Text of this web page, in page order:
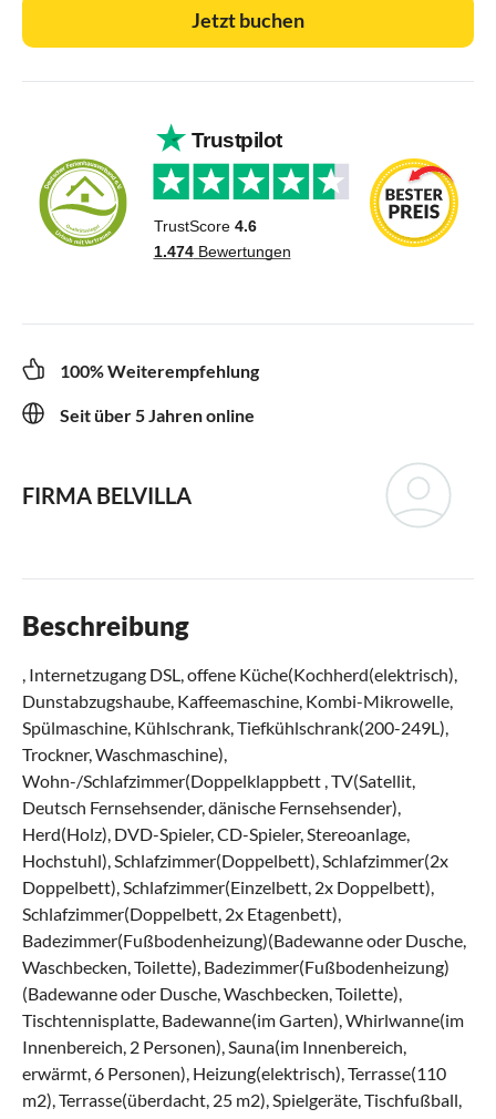
Jetzt buchen
100% Weiterempfehlung
Seit über 5 Jahren online
FIRMA BELVILLA
Beschreibung
, Internetzugang DSL, offene Küche(Kochherd(elektrisch),
Dunstabzugshaube, Kaffeemaschine, Kombi-Mikrowelle,
Spülmaschine, Kühlschrank, Tiefkühlschrank(200-249L),
Trockner, Waschmaschine),
Wohn-/Schlafzimmer(Doppelklappbett , TV(Satellit,
Deutsch Fernsehsender, dänische Fernsehsender),
Herd(Holz), DVD-Spieler, CD-Spieler, Stereoanlage,
Hochstuhl), Schlafzimmer(Doppelbett), Schlafzimmer(2x
Doppelbett), Schlafzimmer(Einzelbett, 2x Doppelbett),
Schlafzimmer(Doppelbett, 2x Etagenbett),
Badezimmer(Fußbodenheizung)(Badewanne oder Dusche,
Waschbecken, Toilette), Badezimmer(Fußbodenheizung)
(Badewanne oder Dusche, Waschbecken, Toilette),
Tischtennisplatte, Badewanne(im Garten), Whirlwanne(im
Innenbereich, 2 Personen), Sauna(im Innenbereich,
erwärmt, 6 Personen), Heizung(elektrisch), Terrasse(110
m2), Terrasse(überdacht, 25 m2), Spielgeräte, Tischfußball,